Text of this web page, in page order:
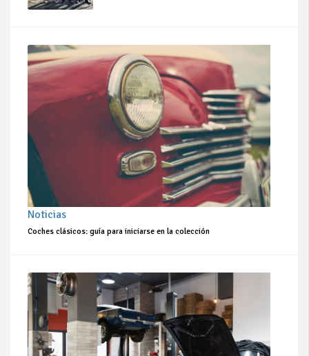
Noticias
Coches clásicos: guía para iniciarse en la colección